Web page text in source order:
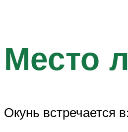
Место
Окунь встречается в: